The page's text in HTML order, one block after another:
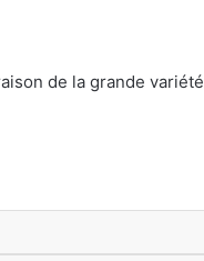
de la grande variété